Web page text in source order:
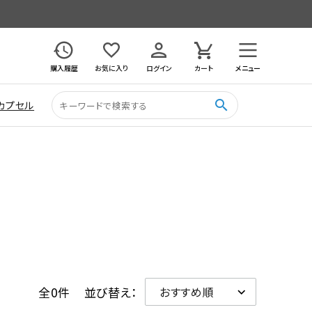
購入履歴 お気に入り ログイン カート メニュー
プセル search
全0件 並び替え：